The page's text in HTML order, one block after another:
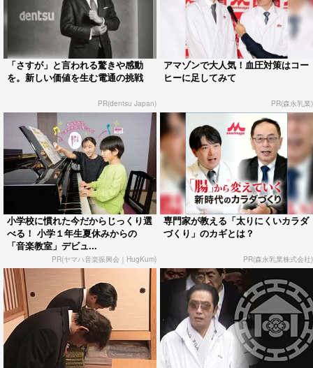
「さすが」と言われる驚きや感動
を。新しい価値を生む電通の挑戦
PR(dentsu Japan)
アマゾンで大人気！血圧対策はコー
ヒーに足してみて
PR(森永乳業)
小学校に慣れた今だからじっくり選
べる！ 小学１年生夏休みからの
「音楽教室」デビュ...
PR(ヤマハ音楽振興会｜HugKum)
専門家が教える「太りにくいカラダ
づくり」のカギとは？
PR(森永乳業株式会社)